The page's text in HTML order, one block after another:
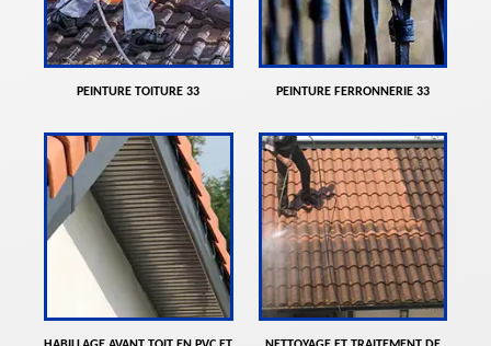
PEINTURE TOITURE 33 PEINTURE FERRONNERIE 33